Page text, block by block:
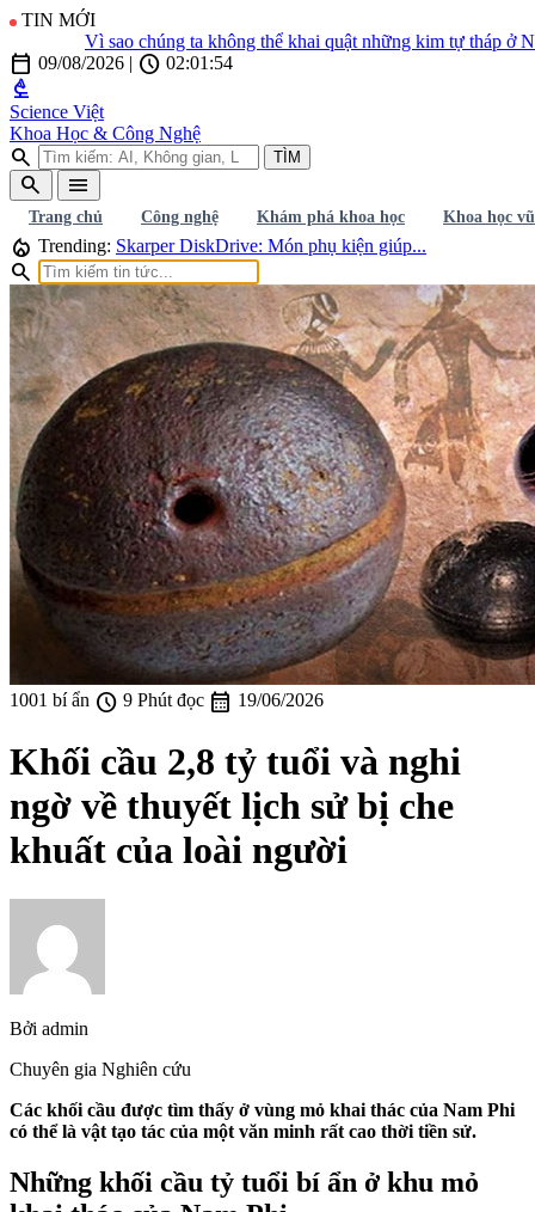
TIN MỚI
Vì sao chúng ta không thể khai quật những kim tự tháp ở Nam
calendar_today 09/08/2026 | schedule 02:01:55
biotech
Science Việt
Khoa Học & Công Nghệ
search TÌM
search menu
Trang chủ Công nghệ Khám phá khoa học Khoa học
local_fire_department Trending: Skarper DiskDrive: Món phụ kiện giúp...
search
1001 bí ẩn schedule 9 Phút đọc calendar_month 19/06/2026
Khối cầu 2,8 tỷ tuổi và nghi
ngờ về thuyết lịch sử bị che
khuất của loài người
Bởi admin
Chuyên gia Nghiên cứu
Các khối cầu được tìm thấy ở vùng mỏ khai thác của Nam Phi
có thể là vật tạo tác của một văn minh rất cao thời tiền sử.
Những khối cầu tỷ tuổi bí ẩn ở khu mỏ